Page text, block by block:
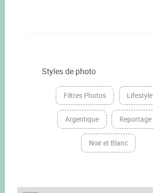
Styles de photo
Filtres Photos Lifestyle
Argentique Reportage
Noir et Blanc